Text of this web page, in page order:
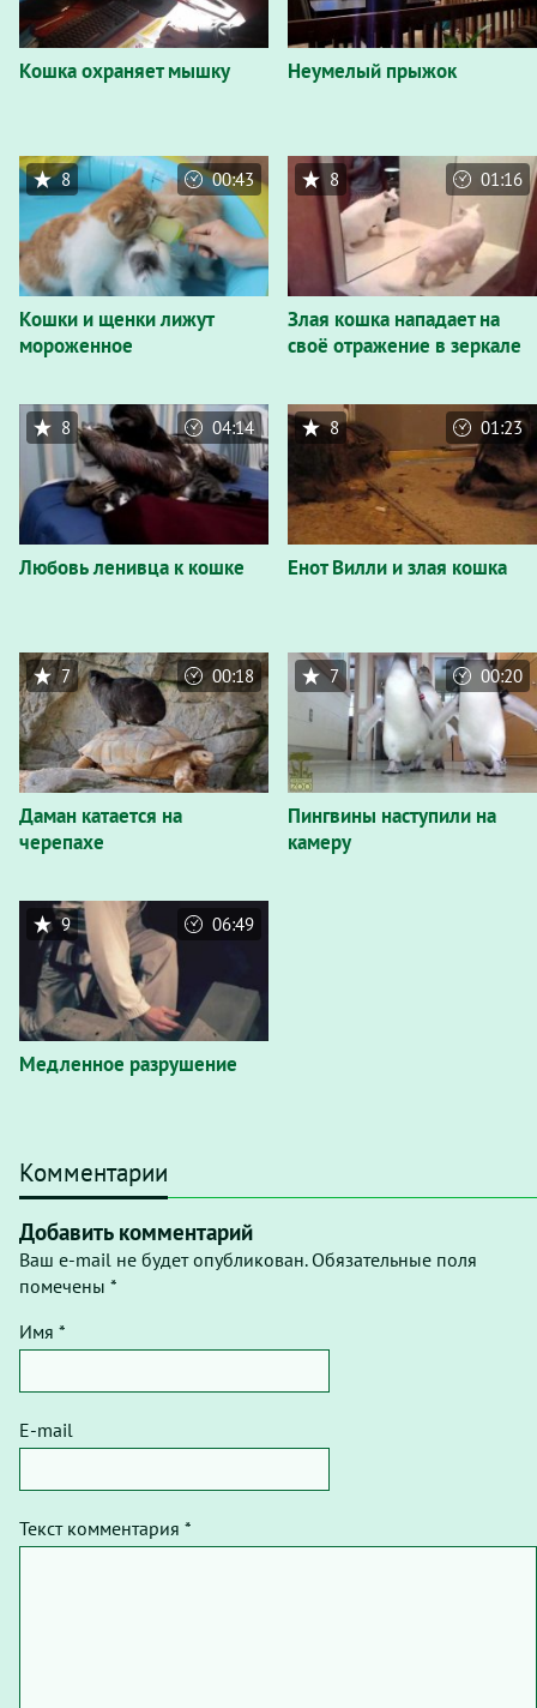
Кошка охраняет мышку Неумелый прыжок
Кошки и щенки лижут
мороженное
8 00:43
Злая кошка нападает на
своё отражение в зеркале
8 01:16
Любовь ленивца к кошке
8 04:14
Енот Вилли и злая кошка
8 01:23
Даман катается на
черепахе
7 00:18
Пингвины наступили на
камеру
7 00:20
Медленное разрушение
9 06:49
Комментарии
Добавить комментарий
Ваш e-mail не будет опубликован. Обязательные поля
помечены *
Имя *
E-mail
Текст комментария *